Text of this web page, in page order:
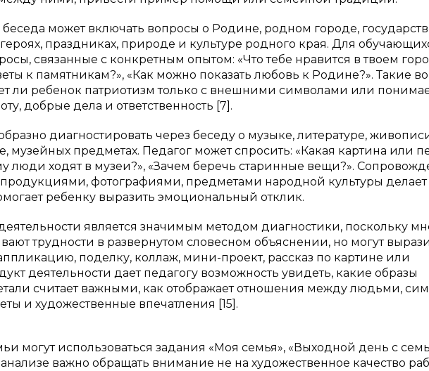
может включать вопросы о Родине, родном городе,
праздниках, природе и культуре родного края. Для
связанные с конкретным опытом: «Что тебе нравится в твоем
к памятникам?», «Как можно показать любовь к Родине?». Такие
ли ребенок патриотизм только с внешними символами или
добрые дела и ответственность [7].
диагностировать через беседу о музыке, литературе,
музейных предметах. Педагог может спросить: «Какая картина или
люди ходят в музеи?», «Зачем беречь старинные вещи?».
фотографиями, предметами народной культуры делает
ребенку выразить эмоциональный отклик.
является значимым методом диагностики, поскольку
трудности в развернутом словесном объяснении, но могут
поделку, коллаж, мини-проект, рассказ по картине или
деятельности дает педагогу возможность увидеть, какие образы
считает важными, как отображает отношения между людьми,
и художественные впечатления [15].
могут использоваться задания «Моя семья», «Выходной день с
важно обращать внимание не на художественное качество